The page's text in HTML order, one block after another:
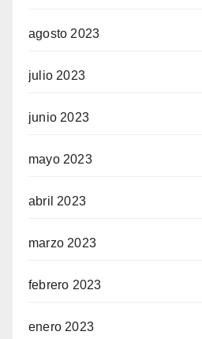
agosto 2023
julio 2023
junio 2023
mayo 2023
abril 2023
marzo 2023
febrero 2023
enero 2023